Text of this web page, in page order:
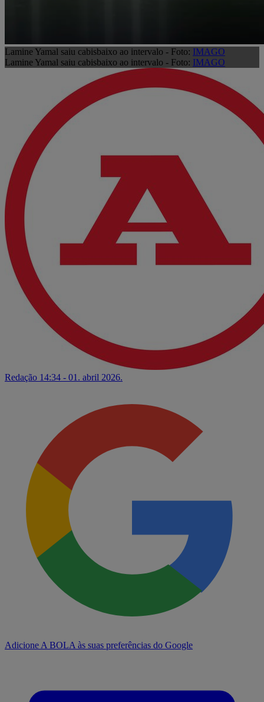
Lamine Yamal saiu cabisbaixo ao intervalo - Foto: IMAGO
Lamine Yamal saiu cabisbaixo ao intervalo - Foto: IMAGO
Redação 14:34 - 01. abril 2026.
Adicione A BOLA às suas preferências do Google